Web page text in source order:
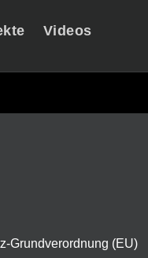
Videos
Grundverordnung (EU)